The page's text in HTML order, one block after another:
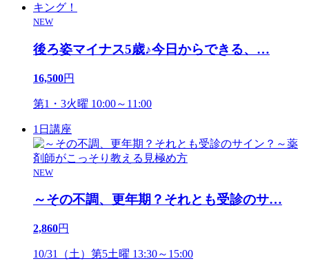
NEW
後ろ姿マイナス5歳♪今日からできる、 …
16,500円
第1・3火曜 10:00～11:00
1日講座
NEW
～その不調、更年期？それとも受診のサ…
2,860円
10/31（土）第5土曜 13:30～15:00